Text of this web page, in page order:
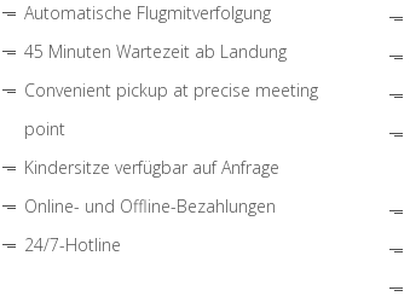
Automatische Flugmitverfolgung
45 Minuten Wartezeit ab Landung
Convenient pickup at precise meeting
point
Kindersitze verfügbar auf Anfrage
Online- und Offline-Bezahlungen
24/7-Hotline